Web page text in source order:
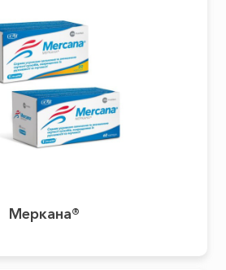
Меркана®